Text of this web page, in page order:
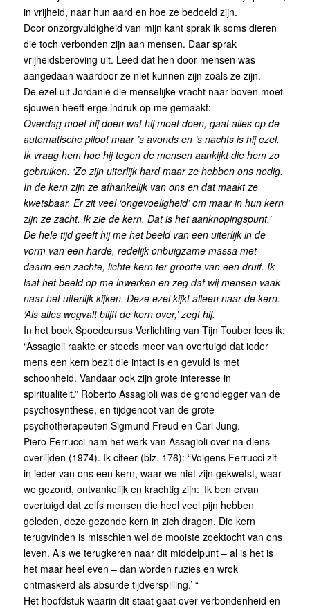
in vrijheid, naar hun aard en hoe ze bedoeld zijn.
Door onzorgvuldigheid van mijn kant sprak ik soms dieren
die toch verbonden zijn aan mensen. Daar sprak
vrijheidsberoving uit. Leed dat hen door mensen was
aangedaan waardoor ze niet kunnen zijn zoals ze zijn.
De ezel uit Jordanië die menselijke vracht naar boven moet
sjouwen heeft erge indruk op me gemaakt:
Overdag moet hij doen wat hij moet doen, gaat alles op de
automatische piloot maar ’s avonds en ’s nachts is hij ezel.
Ik vraag hem hoe hij tegen de mensen aankijkt die hem zo
gebruiken. ‘Ze zijn uiterlijk hard maar ze hebben ons nodig.
In de kern zijn ze afhankelijk van ons en dat maakt ze
kwetsbaar. Er zit veel ‘ongevoeligheid’ om maar in hun kern
zijn ze zacht. Ik zie de kern. Dat is het aanknopingspunt.’
De hele tijd geeft hij me het beeld van een uiterlijk in de
vorm van een harde, redelijk onbuigzame massa met
daarin een zachte, lichte kern ter grootte van een druif. Ik
laat het beeld op me inwerken en zeg dat wij mensen vaak
naar het uiterlijk kijken. Deze ezel kijkt alleen naar de kern.
‘Als alles wegvalt blijft de kern over,’ zegt hij.
In het boek Spoedcursus Verlichting van Tijn Touber lees ik:
“Assagioli raakte er steeds meer van overtuigd dat ieder
mens een kern bezit die intact is en gevuld is met
schoonheid. Vandaar ook zijn grote interesse in
spiritualiteit.” Roberto Assagioli was de grondlegger van de
psychosynthese, en tijdgenoot van de grote
psychotherapeuten Sigmund Freud en Carl Jung.
Piero Ferrucci nam het werk van Assagioli over na diens
overlijden (1974). Ik citeer (blz. 176): “Volgens Ferrucci zit
in ieder van ons een kern, waar we niet zijn gekwetst, waar
we gezond, ontvankelijk en krachtig zijn: ‘Ik ben ervan
overtuigd dat zelfs mensen die heel veel pijn hebben
geleden, deze gezonde kern in zich dragen. Die kern
terugvinden is misschien wel de mooiste zoektocht van ons
leven. Als we terugkeren naar dit middelpunt – al is het is
het maar heel even – dan worden ruzies en wrok
ontmaskerd als absurde tijdverspilling.’ “
Het hoofdstuk waarin dit staat gaat over verbondenheid en